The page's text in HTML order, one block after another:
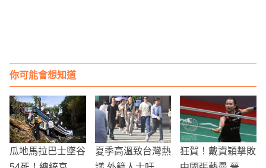
你可能會想知道
瓜地馬拉巴士墜谷
夏季高溫致台灣熱
狂賀！戴資穎擊敗